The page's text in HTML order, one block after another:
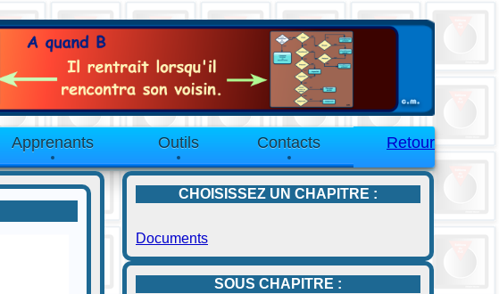
Apprenants Outils Contacts Retour
CHOISISSEZ UN CHAPITRE :
Documents
SOUS CHAPITRE :